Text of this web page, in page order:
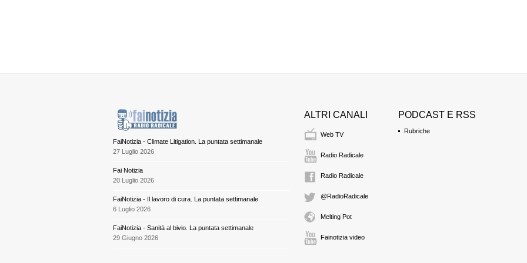
1:44 Durata: 9 min 27
FaiNotizia - Climate Litigation. La puntata settimanale
27 Luglio 2026
Fai Notizia
20 Luglio 2026
FaiNotizia - Il lavoro di cura. La puntata settimanale
6 Luglio 2026
FaiNotizia - Sanità al bivio. La puntata settimanale
29 Giugno 2026
ALTRI CANALI
Web TV
Radio Radicale
Radio Radicale
@RadioRadicale
Melting Pot
Fainotizia video
PODCAST E RSS
Rubriche